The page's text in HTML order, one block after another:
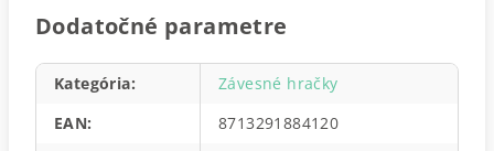
Dodatočné parametre
Kategória:
Závesné hračky
EAN:
8713291884120